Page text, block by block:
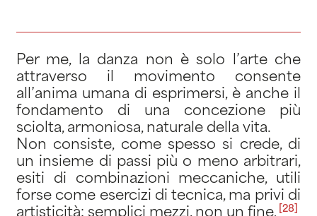
Per me, la danza non è solo l’arte che
attraverso il movimento consente
all’anima umana di esprimersi, è anche il
fondamento di una concezione più
sciolta, armoniosa, naturale della vita.
Non consiste, come spesso si crede, di
un insieme di passi più o meno arbitrari,
esiti di combinazioni meccaniche, utili
forse come esercizi di tecnica, ma privi di
[28]